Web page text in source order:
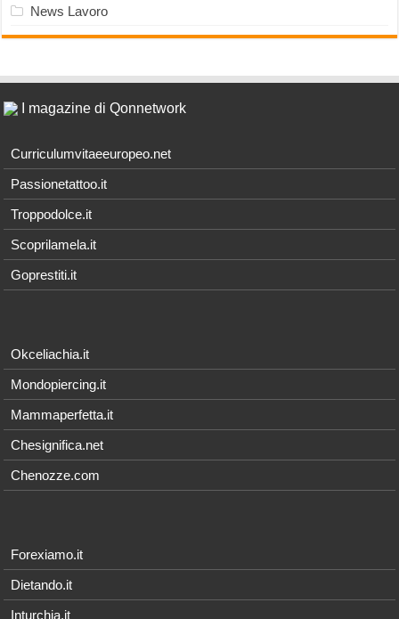
News Lavoro
I magazine di Qonnetwork
Curriculumvitaeeuropeo.net
Passionetattoo.it
Troppodolce.it
Scoprilamela.it
Goprestiti.it
Okceliachia.it
Mondopiercing.it
Mammaperfetta.it
Chesignifica.net
Chenozze.com
Forexiamo.it
Dietando.it
Inturchia.it